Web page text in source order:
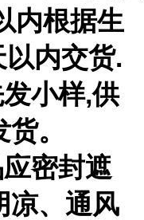
内根据生
内交货.
发小样,供
。
应密封遮
凉、通风